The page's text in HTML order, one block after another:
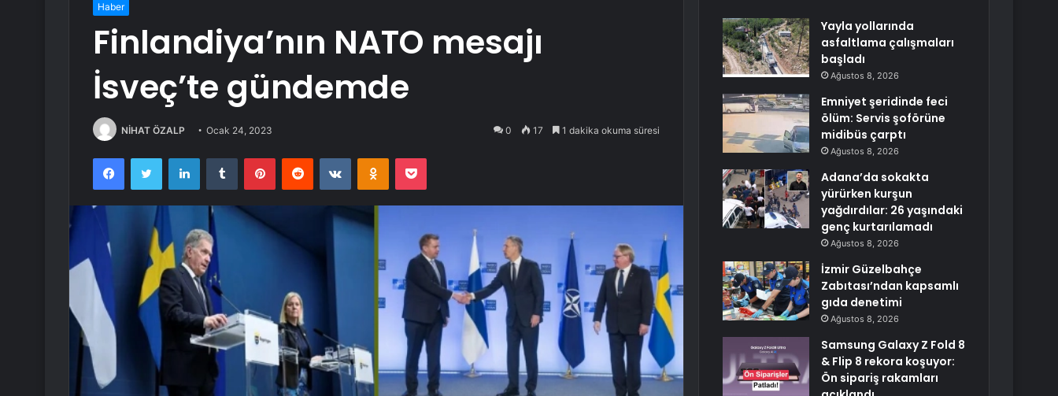
Haber
Finlandiya’nın NATO mesajı
İsveç’te gündemde
NİHAT ÖZALP Ocak 24, 2023 0 17 1 dakika okuma süresi
FacebookTwitter LinkedInTumblr PinterestReddit VKontakteOdnoklassniki
Pocket
Yayla yollarında
asfaltlama çalışmaları
başladı
Ağustos 8, 2026
Emniyet şeridinde feci
ölüm: Servis şoförüne
midibüs çarptı
Ağustos 8, 2026
Adana’da sokakta
yürürken kurşun
yağdırdılar: 26 yaşındaki
genç kurtarılamadı
Ağustos 8, 2026
İzmir Güzelbahçe
Zabıtası’ndan kapsamlı
gıda denetimi
Ağustos 8, 2026
Samsung Galaxy Z Fold 8
& Flip 8 rekora koşuyor:
Ön sipariş rakamları